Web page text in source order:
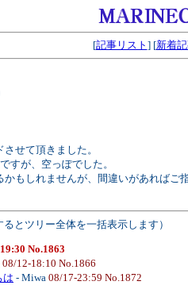
[記事リスト ] [新着
せて頂きました。
すが、空っぽでした。
もしれませんが、間違いがあればご
とツリー全体を一括表示します）
No.1863
08/12-18:10 No.1866
は - Miwa 08/17-23:59 No.1872